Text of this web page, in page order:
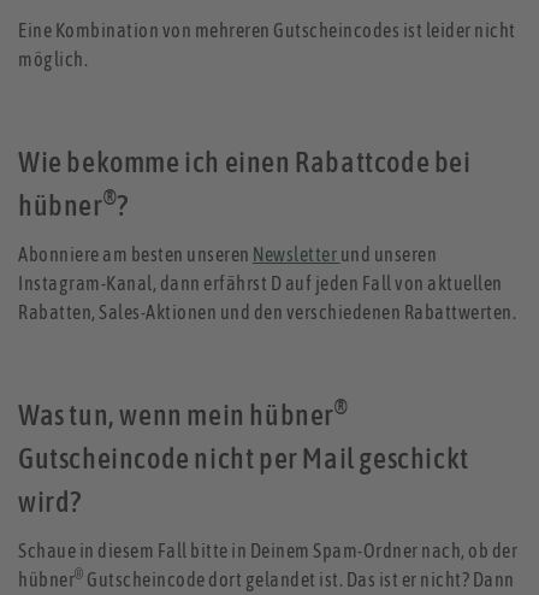
Eine Kombination von mehreren Gutscheincodes ist leider nicht
möglich.
Wie bekomme ich einen Rabattcode bei
hübner®?
Abonniere am besten unseren Newsletter und unseren
Instagram-Kanal, dann erfährst D auf jeden Fall von aktuellen
Rabatten, Sales-Aktionen und den verschiedenen Rabattwerten.
Was tun, wenn mein hübner®
Gutscheincode nicht per Mail geschickt
wird?
Schaue in diesem Fall bitte in Deinem Spam-Ordner nach, ob der
hübner® Gutscheincode dort gelandet ist. Das ist er nicht? Dann